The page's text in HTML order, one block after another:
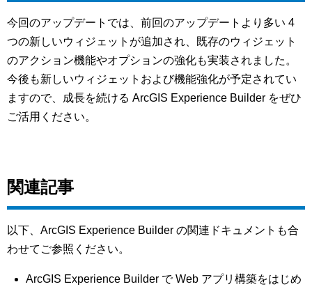
今回のアップデートでは、前回のアップデートより多い 4
つの新しいウィジェットが追加され、既存のウィジェット
のアクション機能やオプションの強化も実装されました。
今後も新しいウィジェットおよび機能強化が予定されてい
ますので、成長を続ける ArcGIS Experience Builder をぜひ
ご活用ください。
関連記事
以下、ArcGIS Experience Builder の関連ドキュメントも合
わせてご参照ください。
ArcGIS Experience Builder で Web アプリ構築をはじめ